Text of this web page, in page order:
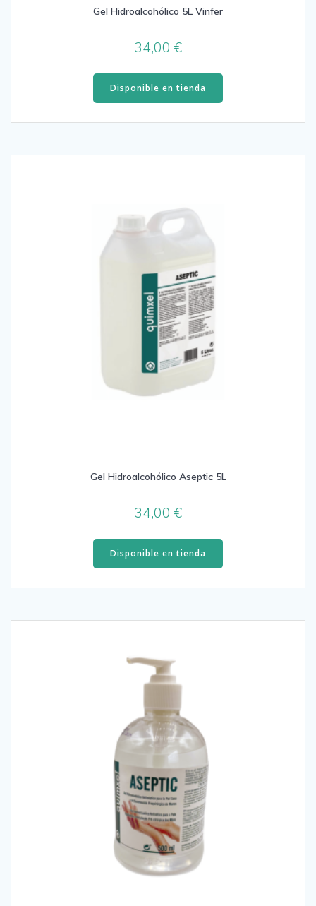
Gel Hidroalcohólico 5L Vinfer
34,00€
Disponible en tienda
Gel Hidroalcohólico Aseptic 5L
34,00€
Disponible en tienda